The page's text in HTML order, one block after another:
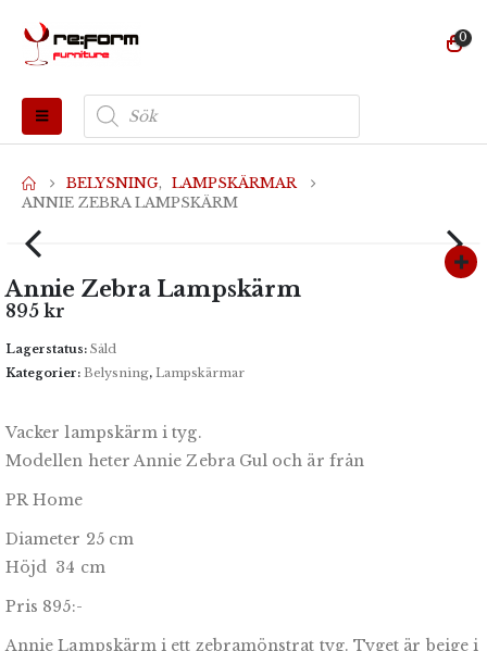
0
Produktsökning
BELYSNING, LAMPSKÄRMAR
ANNIE ZEBRA LAMPSKÄRM
Annie Zebra Lampskärm
895 kr
Lagerstatus: Såld
Kategorier: Belysning, Lampskärmar
Vacker lampskärm i tyg.
Modellen heter Annie Zebra Gul och är från
PR Home
Diameter 25 cm
Höjd 34 cm
Pris 895:-
Annie Lampskärm i ett zebramönstrat tyg. Tyget är beige i